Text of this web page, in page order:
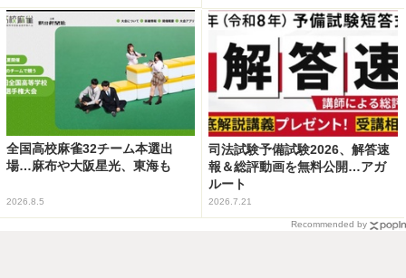
全国高校麻雀32チーム本選出
場…麻布や大阪星光、東海も
2026.8.5
司法試験予備試験2026、解答速
報＆総評動画を無料公開…アガ
ルート
2026.7.21
Recommended by